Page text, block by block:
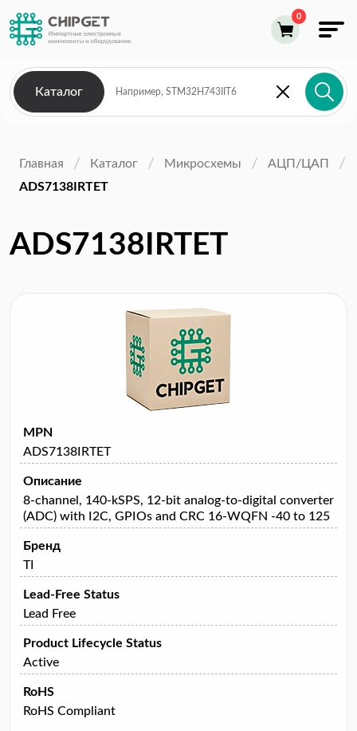
Каталог
Главная Каталог Микросхемы
АЦП/ЦАП
ADS7138IRTET
ADS7138IRTET
MPN
ADS7138IRTET
Описание
8-channel, 140-kSPS, 12-bit analog-to-digital converter
(ADC) with I2C, GPIOs and CRC 16-WQFN -40 to 125
Бренд
TI
Lead-Free Status
Lead Free
Product Lifecycle Status
Active
RoHS
RoHS Compliant